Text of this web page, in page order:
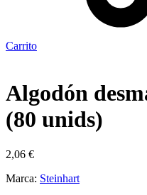
Carrito
Algodón
(80 unids)
2,06 €
Marca: Steinhart